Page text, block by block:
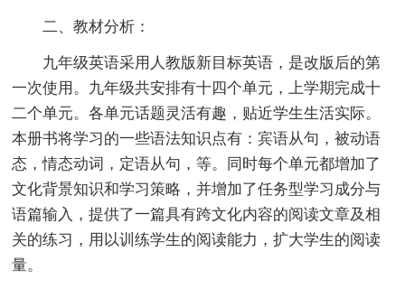
二、教材分析：
九年级英语采用人教版新目标英语，是改版后的第
一次使用。九年级共安排有十四个单元，上学期完成十
二个单元。各单元话题灵活有趣，贴近学生生活实际。
本册书将学习的一些语法知识点有：宾语从句，被动语
态，情态动词，定语从句，等。同时每个单元都增加了
文化背景知识和学习策略，并增加了任务型学习成分与
语篇输入，提供了一篇具有跨文化内容的阅读文章及相
关的练习，用以训练学生的阅读能力，扩大学生的阅读
量。